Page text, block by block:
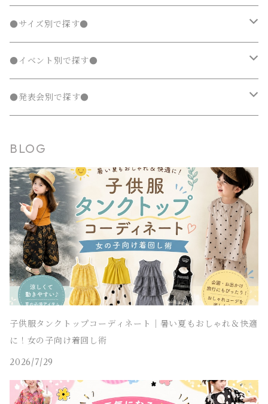
ポンチョ
チェスターコート
ポンチョ
チェスターコート
タンクトップ
ポンチョ
チェスターコート
ラッシュガード
ジャージ
タンクトップ
ノーカラージャケット
ポンチョ
チェスターコート
半袖
長袖
フォーマルスーツ
スカート セットアップ
パンツ セットアップ
靴・小物
靴
ワンピース
チュニック
ドレス
ラッシュガード
ワンピース水着
セパレート水着
ジャージ
タンクトップ
デニムスカート
ダウンジャケット・コート
ノーカラージャケット
ポンチョ
チェスターコート
発表会 ドレス
半袖
長袖
フォーマルスーツ
スカート セットアップ
靴・小物
レギンス・タイツ
サロペット・オーバーオール
水着
ラッシュガード
ワンピース水着
セパレート水着
ジャージ
タンクトップ
ジャンパースカート
スカート
デニムスカート
アウター
ダウンジャケット・コート
ノーカラージャケット
マウンテンパーカー
ポンチョ
チェスターコート
発表会 ドレス
半袖
フォーマルスーツ
靴
靴下
レギンス・タイツ
オールインワン
サロペット・オーバーオール
水着
ラッシュガード
ワンピース水着
セパレート水着
秋
冬
フェミニン 子供服
マニッシュ 子供服
フォーマル 子供服
アウトドアミックス 子供服
オーバーサイズ・ビッグシルエット 子供服
ユニセックス 子供服
ストリート 子供服
兄弟・姉妹コーデ
親子コーデ
●サイズ別で探す●
70～90cm
100～140cm
M～XXXL
●イベント別で探す●
入園式
men's
lady's
結婚式ドレス
men's
lady's
●発表会別で探す●
長袖
半袖
袖なし・ノースリーブ
コンクール 発表会ドレス
ダンス発表会
BLOG
子供服タンクトップコーディネート｜暑い夏もおしゃれ＆快適
に！女の子向け着回し術
2026/7/29